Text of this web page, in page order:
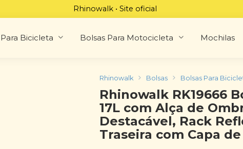
Rhinowalk • Site oficial
Bicicleta Bolsas Para Motocicleta Mochilas
Rhinowalk Bolsas Bolsas Para
Rhinowalk RK19666
17L com Alça de
Destacável, Rack
Traseira com Capa de